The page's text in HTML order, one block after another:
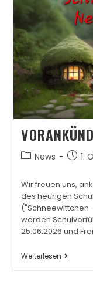
News 1.
Wir freuen uns,
des heurigen
("Schneewittchen
25.06.2026 und
Weiterlesen